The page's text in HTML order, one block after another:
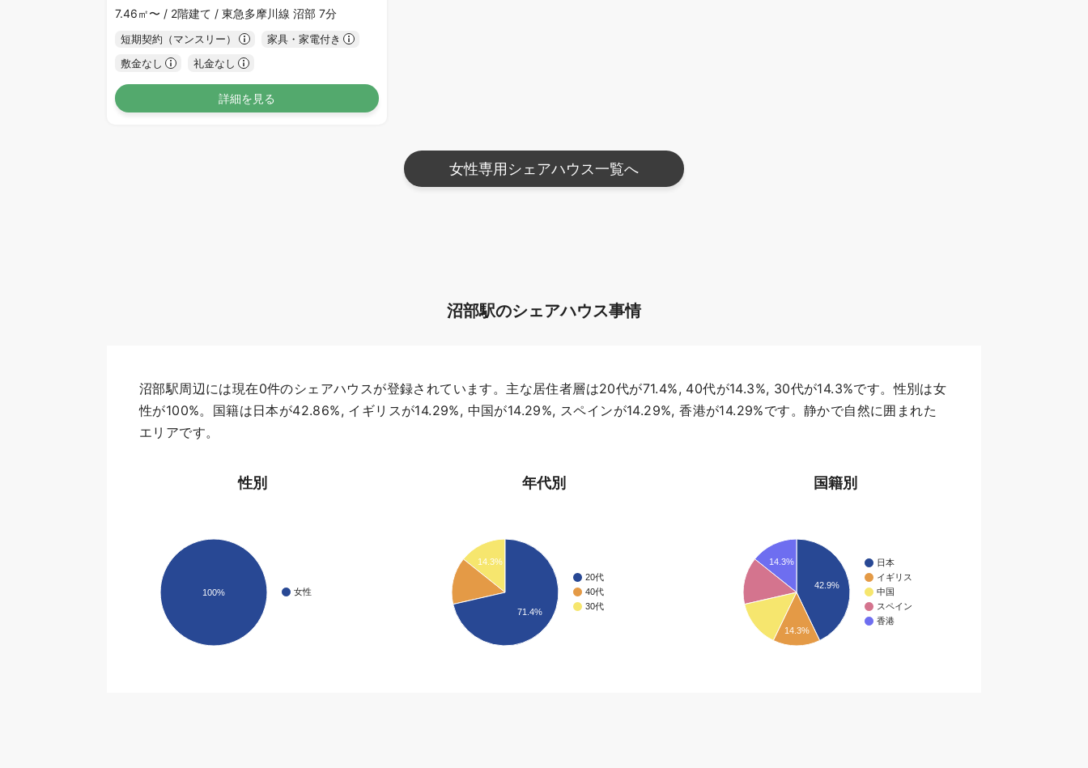
7.46㎡〜 / 2階建て / 東急多摩川線 沼部 7分
短期契約（マンスリー）
家具・家電付き
敷金なし
礼金なし
詳細を見る
女性専用シェアハウス一覧へ
沼部駅のシェアハウス事情
沼部駅周辺には現在0件のシェアハウスが登録されています。主な居住者層は20代が71.4%, 40代が14.3%, 30代が14.3%です。性別は女
性が100%。国籍は日本が42.86%, イギリスが14.29%, 中国が14.29%, スペインが14.29%, 香港が14.29%です。静かで自然に囲まれた
エリアです。
性別
女性
100%
年代別
20代
40代
30代
14.3%
71.4%
国籍別
日本
イギリス
中国
スペイン
香港
42.9%
14.3%
14.3%